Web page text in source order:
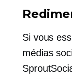
Si vous
médias